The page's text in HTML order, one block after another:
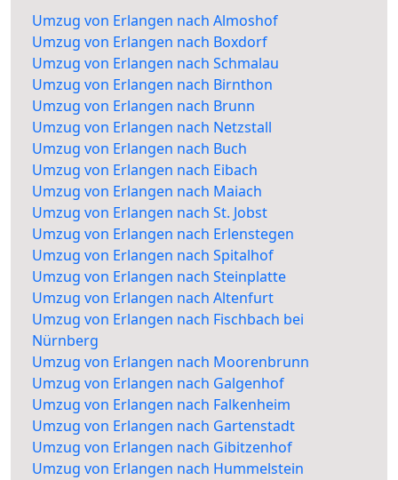
Umzug von Erlangen nach Almoshof
Umzug von Erlangen nach Boxdorf
Umzug von Erlangen nach Schmalau
Umzug von Erlangen nach Birnthon
Umzug von Erlangen nach Brunn
Umzug von Erlangen nach Netzstall
Umzug von Erlangen nach Buch
Umzug von Erlangen nach Eibach
Umzug von Erlangen nach Maiach
Umzug von Erlangen nach St. Jobst
Umzug von Erlangen nach Erlenstegen
Umzug von Erlangen nach Spitalhof
Umzug von Erlangen nach Steinplatte
Umzug von Erlangen nach Altenfurt
Umzug von Erlangen nach Fischbach bei
Nürnberg
Umzug von Erlangen nach Moorenbrunn
Umzug von Erlangen nach Galgenhof
Umzug von Erlangen nach Falkenheim
Umzug von Erlangen nach Gartenstadt
Umzug von Erlangen nach Gibitzenhof
Umzug von Erlangen nach Hummelstein